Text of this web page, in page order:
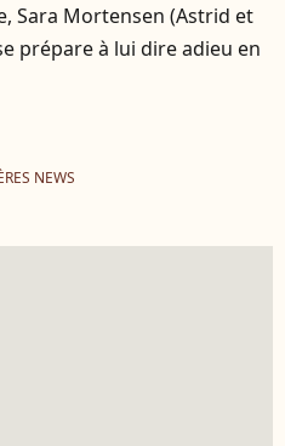
Sara Mortensen (Astrid et
prépare à lui dire adieu en
NEWS